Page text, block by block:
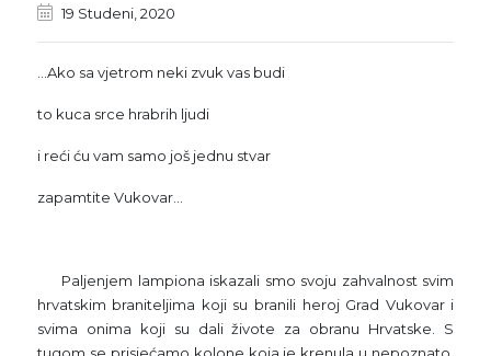
19 Studeni, 2020
…Ako sa vjetrom neki zvuk vas budi
to kuca srce hrabrih ljudi
i reći ću vam samo još jednu stvar
zapamtite Vukovar…
Paljenjem lampiona iskazali smo svoju zahvalnost svim
hrvatskim braniteljima koji su branili heroj Grad Vukovar i
svima onima koji su dali živote za obranu Hrvatske. S